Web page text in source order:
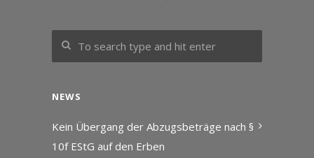
NEWS
Kein Übergang der Abzugsbeträge nach §
10f EStG auf den Erben